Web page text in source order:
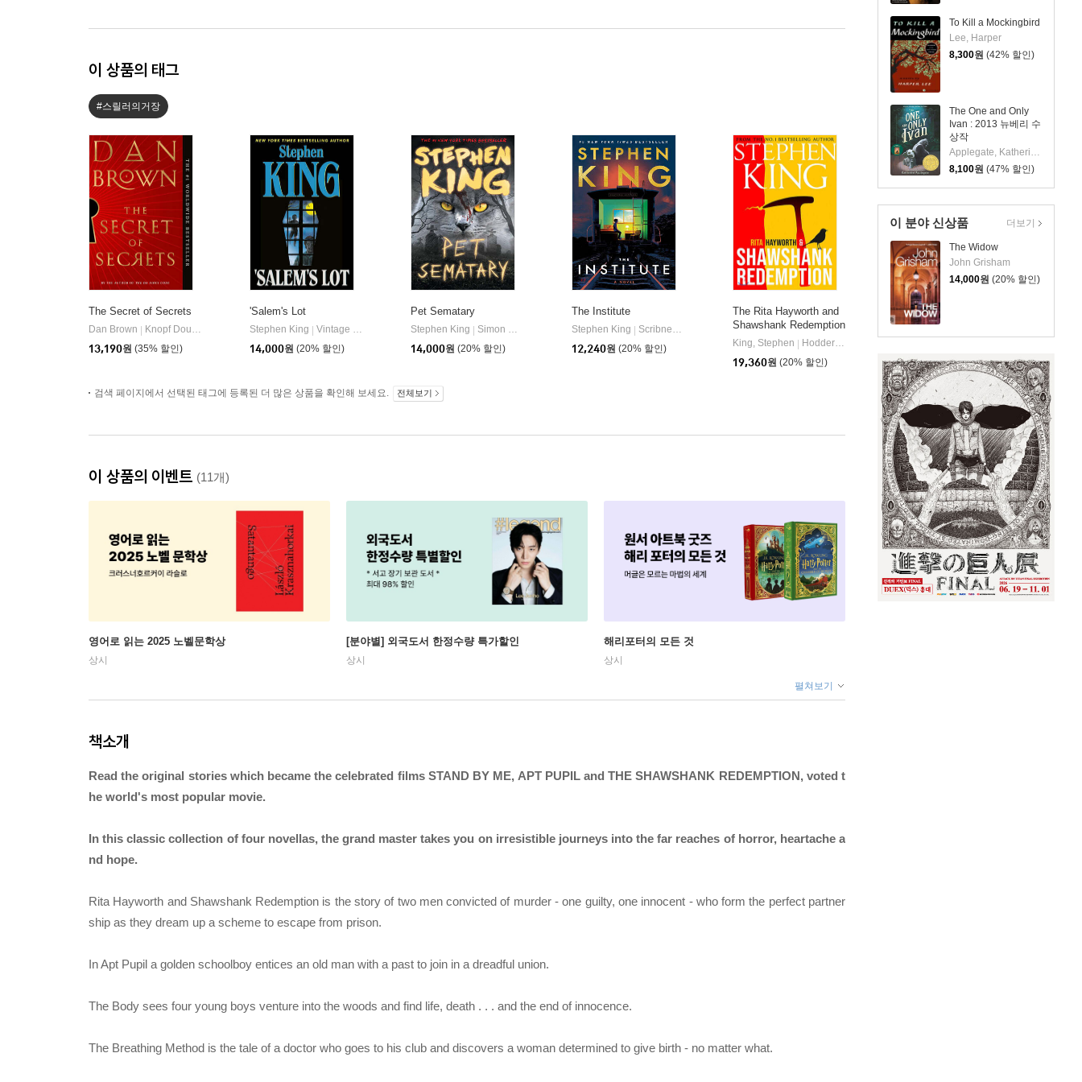
To Kill a Mockingbird
Lee, Harper
8,300원 (42% 할인)
The One and Only
Ivan : 2013 뉴베리 수
상작
8,100원 (47% 할인)
이 분야 신상품
The Widow
John Grisham
14,000원 (20% 할인)
더보기
이 상품의 태그
#스릴러의거장
The Secret of Secrets
Dan Brown
Knopf Doubleday Publishing Group
13,190원 (35% 할인)
'Salem's Lot
Stephen King
Vintage Books
14,000원 (20% 할인)
Pet Sematary
Stephen King
Simon & Schuster
14,000원 (20% 할인)
The Institute
Stephen King
Scribner Book Company
12,240원 (20% 할인)
The Rita Hayworth and
Shawshank Redemption
King, Stephen
Hodder & Stoughton
19,360원 (20% 할인)
검색 페이지에서 선택된 태그에 등록된 더 많은 상품을 확인해 보세요. 전체보기
이 상품의 이벤트 (11개)
영어로 읽는 2025 노벨문학상
상시
[분야별] 외국도서 한정수량 특가할인
상시
해리포터의 모든 것
상시
펼쳐보기
책소개
Read the original stories which became the celebrated films STAND BY ME, APT PUPIL and THE SHAWSHANK REDEMPTION, voted t
he world's most popular movie.
In this classic collection of four novellas, the grand master takes you on irresistible journeys into the far reaches of horror, heartache a
nd hope.
Rita Hayworth and Shawshank Redemption is the story of two men convicted of murder - one guilty, one innocent - who form the perfect partner
ship as they dream up a scheme to escape from prison.
In Apt Pupil a golden schoolboy entices an old man with a past to join in a dreadful union.
The Body sees four young boys venture into the woods and find life, death . . . and the end of innocence.
The Breathing Method is the tale of a doctor who goes to his club and discovers a woman determined to give birth - no matter what.